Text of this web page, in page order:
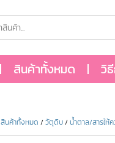
สินค้าทั้งหมด วิ
สินค้าทั้งหมด /วัตุดิบ/น้ำตาล/สารให้